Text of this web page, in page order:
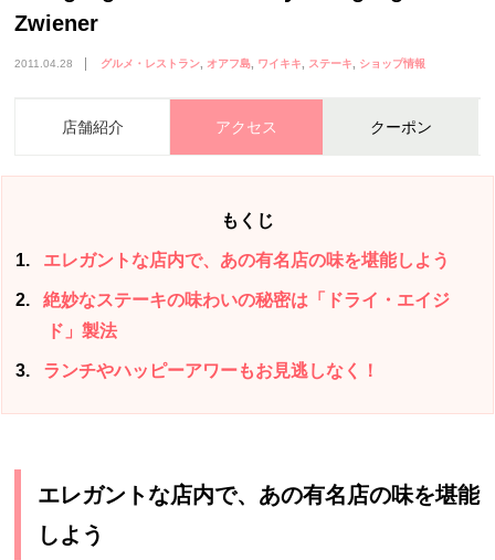
Zwiener
2011.04.28 グルメ・レストラン オアフ島 ワイキキ ステーキ ショップ情報
店舗紹介 アクセス クーポン
もくじ
1 エレガントな店内で、あの有名店の味を堪能しよう
2
絶妙なステーキの味わいの秘密は「ドライ・エイジ
ド」製法
3 ランチやハッピーアワーもお見逃しなく！
エレガントな店内で、あの有名店の味を堪能
しよう